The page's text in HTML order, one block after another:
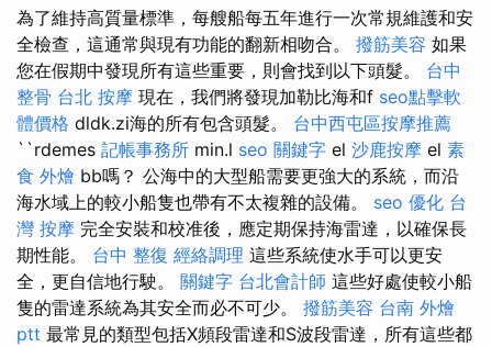
為了維持高質量標準，每艘船每五年進行一次常規維護和安
全檢查，這通常與現有功能的翻新相吻合。 撥筋美容 如果
您在假期中發現所有這些重要，則會找到以下頭髮。 台中
整骨 台北 按摩 現在，我們將發現加勒比海和f seo點擊軟
體價格 dldk.zi海的所有包含頭髮。 台中西屯區按摩推薦
``rdemes 記帳事務所 min.l seo 關鍵字 el 沙鹿按摩 el 素
食 外燴 bb嗎？ 公海中的大型船需要更強大的系統，而沿
海水域上的較小船隻也帶有不太複雜的設備。 seo 優化 台
灣 按摩 完全安裝和校准後，應定期保持海雷達，以確保長
期性能。 台中 整復 經絡調理 這些系統使水手可以更安
全，更自信地行駛。 關鍵字 台北會計師 這些好處使較小船
隻的雷達系統為其安全而必不可少。 撥筋美容 台南 外燴
ptt 最常見的類型包括X頻段雷達和S波段雷達，所有這些都